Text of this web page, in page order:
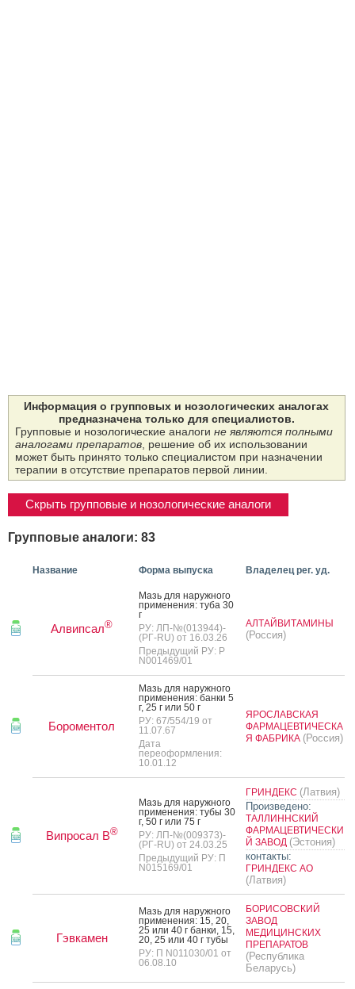
Информация о групповых и нозологических аналогах
предназначена только для специалистов.
Групповые и нозологические аналоги не являются полными
аналогами препаратов, решение об их использовании
может быть принято только специалистом при назначении
терапии в отсутствие препаратов первой линии.
Скрыть групповые и нозологические аналоги
Групповые аналоги: 83
Название Форма выпуска Владелец рег. уд.
Алвипсал®
Мазь для на­руж­но­го
при­мене­ния: ту­ба 30
г
РУ: ЛП-№(013944)-
(РГ-RU) от 16.03.26
Предыдущий РУ: Р
N001469/01
АЛТАЙВИТАМИНЫ
(Россия)
Бороментол
Мазь для на­руж­но­го
при­мене­ния: бан­ки 5
г, 25 г или 50 г
РУ: 67/554/19 от
11.07.67
Дата
переоформления:
10.01.12
ЯРОСЛАВСКАЯ
ФАРМАЦЕВТИЧЕСКА
Я ФАБРИКА (Россия)
Випросал В®
Мазь для на­руж­но­го
при­мене­ния: ту­бы 30
г, 50 г или 75 г
РУ: ЛП-№(009373)-
(РГ-RU) от 24.03.25
Предыдущий РУ: П
N015169/01
ГРИНДЕКС (Латвия)
Произведено:
ТАЛЛИННСКИЙ
ФАРМАЦЕВТИЧЕСКИ
Й ЗАВОД (Эстония)
контакты:
ГРИНДЕКС АО
(Латвия)
Гэвкамен
Мазь для на­руж­но­го
при­мене­ния: 15, 20,
25 или 40 г бан­ки, 15,
20, 25 или 40 г ту­бы
РУ: П N011030/01 от
06.08.10
БОРИСОВСКИЙ
ЗАВОД
МЕДИЦИНСКИХ
ПРЕПАРАТОВ
(Республика
Беларусь)